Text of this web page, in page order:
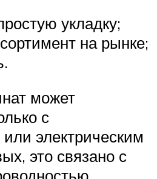
укладку;
на рынке;
может
с
электрическим
это связано с